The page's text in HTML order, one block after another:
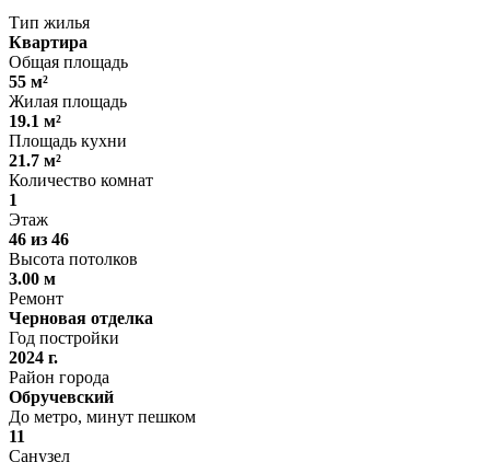
Тип жилья
Квартира
Общая площадь
55 м²
Жилая площадь
19.1 м²
Площадь кухни
21.7 м²
Количество комнат
1
Этаж
46 из 46
Высота потолков
3.00 м
Ремонт
Черновая отделка
Год постройки
2024 г.
Район города
Обручевский
До метро, минут пешком
11
Санузел